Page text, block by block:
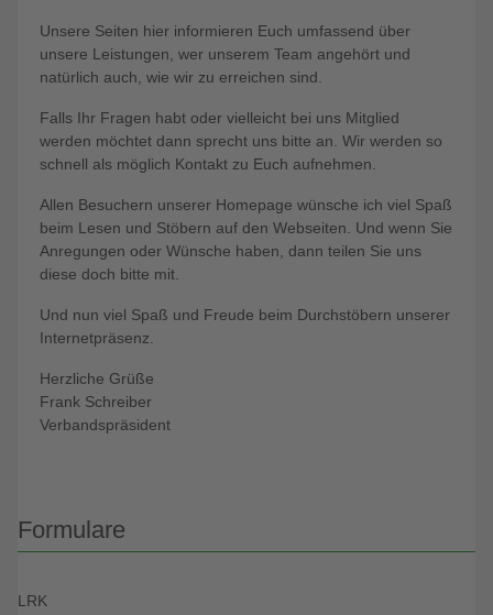
Unsere Seiten hier informieren Euch umfassend über
unsere Leistungen, wer unserem Team angehört und
natürlich auch, wie wir zu erreichen sind.
Falls Ihr Fragen habt oder vielleicht bei uns Mitglied
werden möchtet dann sprecht uns bitte an. Wir werden so
schnell als möglich Kontakt zu Euch aufnehmen.
Allen Besuchern unserer Homepage wünsche ich viel Spaß
beim Lesen und Stöbern auf den Webseiten. Und wenn Sie
Anregungen oder Wünsche haben, dann teilen Sie uns
diese doch bitte mit.
Und nun viel Spaß und Freude beim Durchstöbern unserer
Internetpräsenz.
Herzliche Grüße
Frank Schreiber
Verbandspräsident
Formulare
LRK